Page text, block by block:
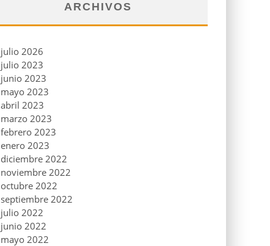
ARCHIVOS
julio 2026
julio 2023
junio 2023
mayo 2023
abril 2023
marzo 2023
febrero 2023
enero 2023
diciembre 2022
noviembre 2022
octubre 2022
septiembre 2022
julio 2022
junio 2022
mayo 2022